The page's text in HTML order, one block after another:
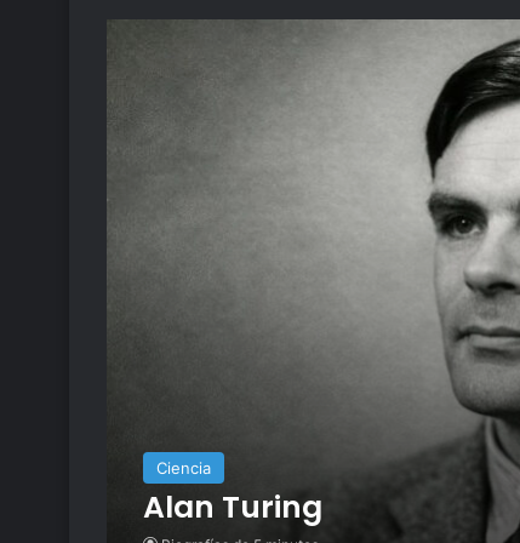
Ciencia
Alan Turing